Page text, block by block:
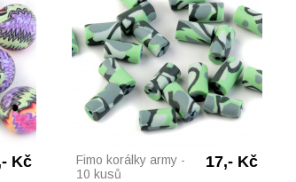
Kč
Fimo korálky army -
10 kusů
17,- Kč